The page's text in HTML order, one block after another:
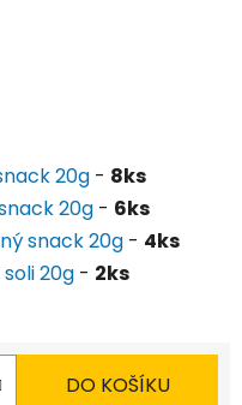
20g - 8ks
20g - 6ks
snack 20g - 4ks
20g - 2ks
DO KOŠÍKU